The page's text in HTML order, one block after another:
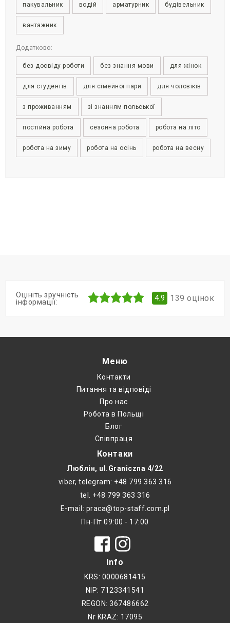
пакувальник водій арматурник будівельник
вантажник
Додатково:
без досвіду роботи без знання мови для жінок
для студентів для сімейної пари для чоловіків
з проживанням зі знанням польської
постійна робота сезонна робота робота на літо
робота на зиму робота на осінь робота на весну
Оцініть зручність
інформації:
4.9 139 оцінок
Меню
Контакти
Питання та відповіді
Про нас
Робота в Польщі
Блог
Співпраця
Контаки
Люблін, ul.Graniczna 4/22
viber, telegram: +48 799 363 316
tel. +48 799 363 316
E-mail: praca@top-staff.com.pl
Пн-Пт 09:00 - 17:00
Info
KRS: 0000681415
NIP: 7123341541
REGON: 367486662
Nr KRAZ: 17095